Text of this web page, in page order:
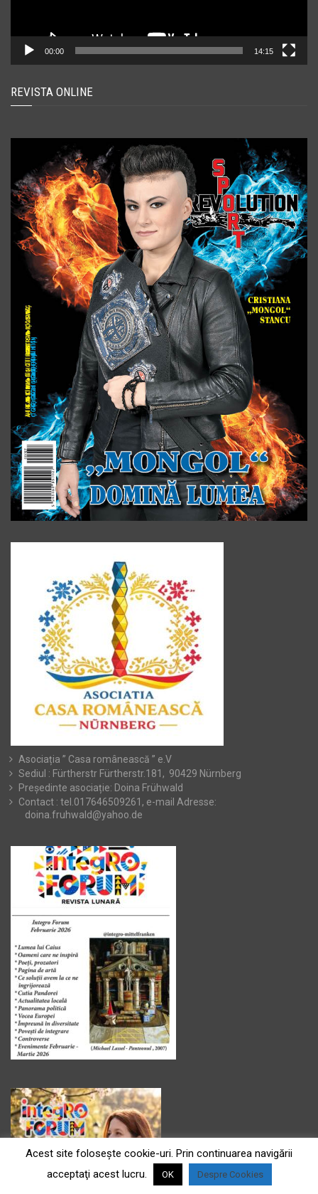
00:00 14:15
REVISTA ONLINE
Asociația ” Casa românească ” e.V
Sediul : Fürtherstr Fürtherstr.181, 90429 Nürnberg
Președinte asociație: Doina Frühwald
Contact : tel.017646509261, e-mail Adresse:
doina.fruhwald@yahoo.de
Acest site foloseşte cookie-uri. Prin continuarea navigării
acceptaţi acest lucru.
OK Despre Cookies